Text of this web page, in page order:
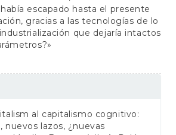
escapado hasta el presente
gracias a las tecnologías de lo
que dejaría intactos
al capitalismo cognitivo:
nuevos lazos, ¿nuevas